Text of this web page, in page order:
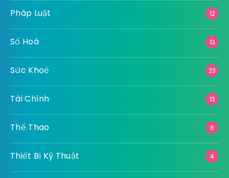
Pháp Luật 12
Số Hoá 13
Sức Khoẻ 23
Tài Chính 13
Thể Thao 8
Thiết Bị Kỹ Thuật 4